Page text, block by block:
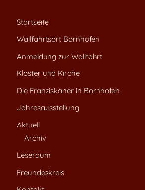
Startseite
Wallfahrtsort Bornhofen
Anmeldung zur Wallfahrt
Kloster und Kirche
Die Franziskaner in Bornhofen
Jahresausstellung
Aktuell
Archiv
Leseraum
Freundeskreis